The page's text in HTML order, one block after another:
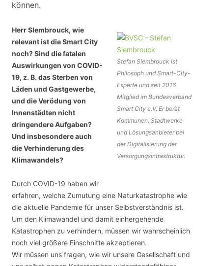
können.
Stefan Slembrouck ist
Philosoph und Smart-City-
Experte und seit 2016
Mitglied im Bundesverband
Smart City e.V. Er berät
Kommunen, Stadtwerke
und Lösungsanbieter bei
der Digitalisierung der
Versorgungsinfrastruktur.
Herr Slembrouck, wie
relevant ist die Smart City
noch? Sind die fatalen
Auswirkungen von COVID-
19, z. B. das Sterben von
Läden und Gastgewerbe,
und die Verödung von
Innenstädten nicht
dringendere Aufgaben?
Und insbesondere auch
die Verhinderung des
Klimawandels?
Durch COVID-19 haben wir
erfahren, welche Zumutung eine Naturkatastrophe wie
die aktuelle Pandemie für unser Selbstverständnis ist.
Um den Klimawandel und damit einhergehende
Katastrophen zu verhindern, müssen wir wahrscheinlich
noch viel größere Einschnitte akzeptieren.
Wir müssen uns fragen, wie wir unsere Gesellschaft und